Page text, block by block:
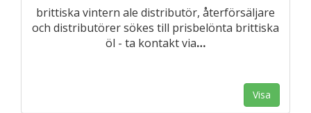
brittiska vintern ale distributör, återförsäljare
och distributörer sökes till prisbelönta brittiska
öl - ta kontakt via…
Visa